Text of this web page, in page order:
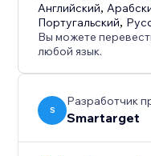
Английский,
Португальский,
Вы можете
любой язык.
S
Разработчик
Smartarget